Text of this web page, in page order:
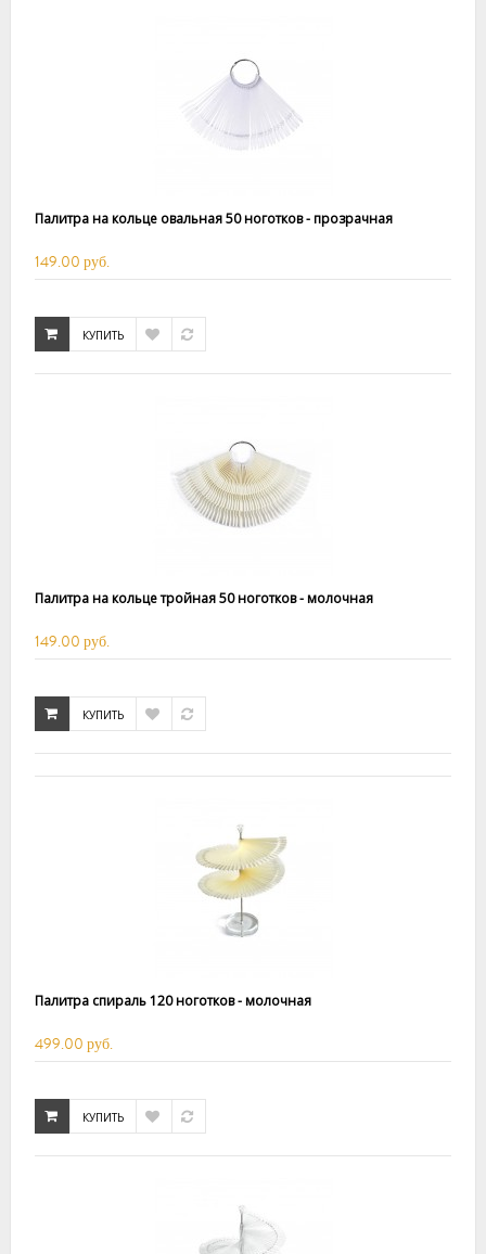
Палитра на кольце овальная 50 ноготков - прозрачная
149.00 руб.
КУПИТЬ
Палитра на кольце тройная 50 ноготков - молочная
149.00 руб.
КУПИТЬ
Палитра спираль 120 ноготков - молочная
499.00 руб.
КУПИТЬ